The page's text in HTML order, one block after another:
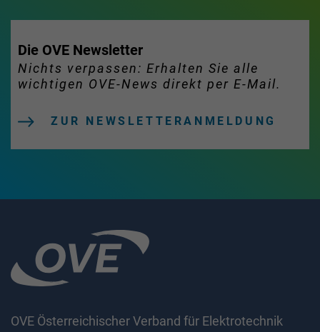
Die OVE Newsletter
Nichts verpassen: Erhalten Sie alle
wichtigen OVE-News direkt per E-Mail.
ZUR NEWSLETTERANMELDUNG
OVE Österreichischer Verband für Elektrotechnik